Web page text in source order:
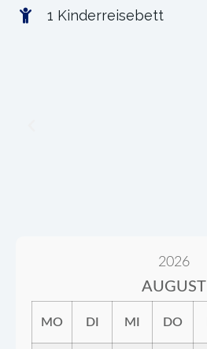
1 Kinderreisebett
2026
AUGUST
MO DI MI DO